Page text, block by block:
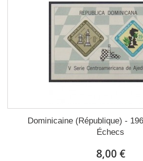
Dominicaine (République) -
Échecs
8,00 €